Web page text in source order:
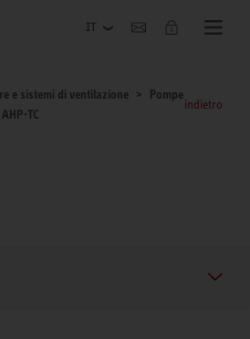
e sistemi di ventilazione
Pompe
AHP-TC
indietro